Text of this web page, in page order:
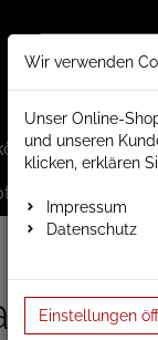
elektrisch
Wir verwenden
Unser Online-
und unseren
klicken, erklären
Impressum
Datenschutz
Einstellungen